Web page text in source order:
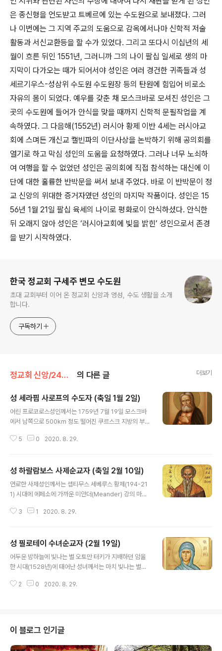
은 종신형을 언도받고 트베르에 있는 수도원으로 보내졌다. 그러
나 이번에는 그 지역 주교의 도움으로 감옥에서나마 신학적 저술
활동과 서신교환등을 할 수가 있었다. 그리고 또다시 이십년의 세
월이 흐른 뒤인 1551년, 그러니까 그의 나이 팔십 일세로 생의 마
지막이 다가오는 때가 되어서야 성인은 여러 경건한 귀족들과 성
세르기우스-성삼위 수도원 수도원장 등의 탄원에 힘입어 비로소
자유의 몸이 되었다. 예우를 갖춘 채 모스크바로 모셔진 성인은 그
곳의 수도원에 들어가 안식을 맞을 때까지 신학적 문필작업을 계
속하였다. 그 다음해(1552년) 러시아 황제 이반 4세는 러시아교
회에 스며든 개신교 캘빈파의 이단사상을 논박하기 위해 공의회를
열기로 하고 막심 성인의 도움을 요청하였다. 그러나 너무 노쇠하
여 여행을 할 수 없었던 성인은 공의회에 직접 참석하는 대신에 이
단에 대한 훌륭한 반박문을 써서 보내 주었다. 바로 이 반박문이 정
교 신앙의 위대한 증거자였던 성인의 마지막 작품이다. 성인은 15
56년 1월 21일 팔십 육세의 나이로 평화로이 안식하셨다. 안식한
뒤 오래지 않아 성인은 ‘러시아교회에 빛을 밝힌’ 성인으로서 존경
을 받기 시작하였다.
한국 정교회 구세주 변모 수도원
초대 교회부터 이어 온 정교회 신앙과 영성, 수도 생활을 소개
합니다.
구독하기
정교회 신앙/24인 수호성인 의 다른 글 더보기
성 세라핌 사로프의 수도자 (축일 1월 2일)
어린 프로코로스성인께서는 1759년 7월 19일 모스크바
에서 남쪽으로 500km 정도 떨어진 쿠르스크 지방의 부유
의’(Enlightenment)의 빛이 유럽과 러시아를 가득 채우
아가티는 경건한 그리스도인이었으나 불행히도 아버지는
성인이 세 살 되던 해에 돌아가시고 말았다. 어릴적 성인의
세례명은 프로코로스였으며, 아홉 살이 되던 해에 큰 병이
도원열일곱 살이 되던 1776년 성인께서는 어머니의 축복
5 0 2020. 8. 29.
성 하랄람보스 사제순교자 (축일 2월 10일)
연로한 사제성인께서는 셉티무스 세베루스 황제(194-21
1) 시대에 에페소에 가까운 미안더(Meander) 강의 마그
그 도시의 그리스도인들을 돌보아 온 성인께서는 이교도들
지어낸다는 모함을 받아 그곳의 통치자 루끼아노스 앞에
끌려오게 된 성인께서는 통치자를 향해 이렇게 말씀하셨
다. ‘그리스도를 위해 받는 고통 외에는 아무것도 나를 기쁘
장 잔혹하다고 생각하는 고문에 처하도록 하라. 그러면 나
3 1 2020. 8. 29.
성 필로테이 수녀순교자 (2월 19일)
어두운 밤하늘에 빛나는 별 오토만 터키가 지배하던 암울
한 시대(1528년)에 태어난 성녀께서는 마치 빛나는 별처
었으며, 위험에 처한 수많은 영혼들을 정의와 구원의 길로
n) 생활에 특별한 관심을 나타내 보였다. 그러나 열두 살이
되자, 부모들이 힘들게 청원하여 얻은 상속녀로서 성녀의
결혼은 본인의 뜻과는 무관하게 이루어졌다. 남편은 거칠
2 0 2020. 8. 29.
이 블로그 인기글